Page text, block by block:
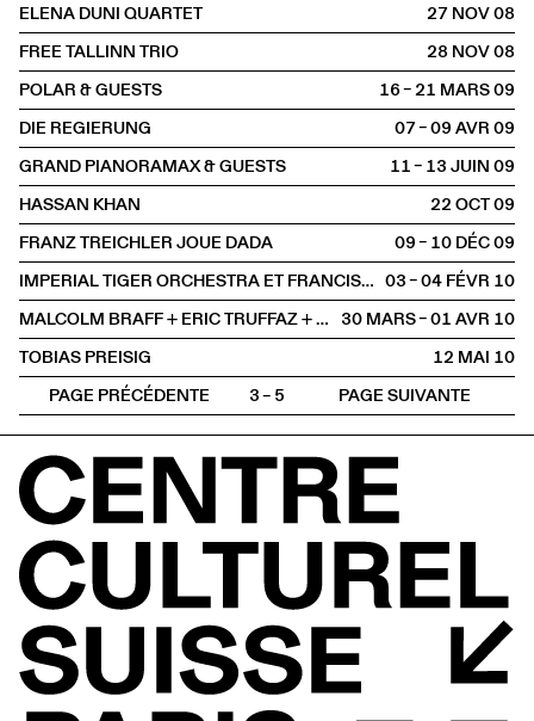
ELENA DUNI QUARTET
27 NOV2008
FREE TALLINN TRIO
28 NOV2008
POLAR & GUESTS
16 – 21 MARS2009
DIE REGIERUNG
07 – 09 AVR2009
GRAND PIANORAMAX & GUESTS
11 – 13 JUIN2009
HASSAN KHAN
22 OCT2009
FRANZ TREICHLER JOUE DADA
09 – 10 DÉC2009
IMPERIAL TIGER ORCHESTRA ET FRANCIS FALCETO 03 – 04 FÉVR2010
MALCOLM BRAFF + ERIC TRUFFAZ + STÉPHANE BELMONDO 30 MARS – 01 AVR2010
TOBIAS PREISIG
12 MAI2010
PAGE PRÉCÉDENTE
3 – 5 PAGE SUIVANTE